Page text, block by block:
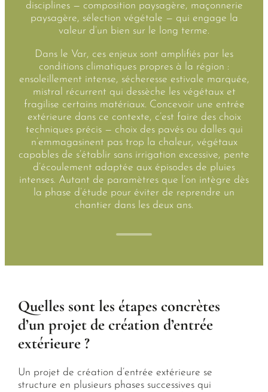
disciplines — composition paysagère, maçonnerie
paysagère, sélection végétale — qui engage la
valeur d’un bien sur le long terme.
Dans le Var, ces enjeux sont amplifiés par les
conditions climatiques propres à la région :
ensoleillement intense, sécheresse estivale marquée,
mistral récurrent qui dessèche les végétaux et
fragilise certains matériaux. Concevoir une entrée
extérieure dans ce contexte, c’est faire des choix
techniques précis — choix des pavés ou dalles qui
n’emmagasinent pas trop la chaleur, végétaux
capables de s’établir sans irrigation excessive, pente
d’écoulement adaptée aux épisodes de pluies
intenses. Autant de paramètres que l’on intègre dès
la phase d’étude pour éviter de reprendre un
chantier dans les deux ans.
Quelles sont les étapes concrètes
d’un projet de création d’entrée
extérieure ?
Un projet de création d’entrée extérieure se
structure en plusieurs phases successives qui